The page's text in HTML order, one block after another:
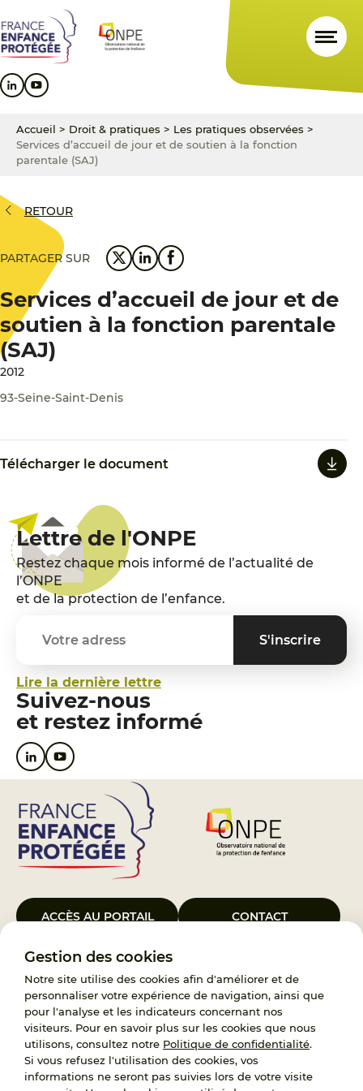
Gestion des cookies
Notre site utilise des cookies afin d'améliorer et de
personnaliser votre expérience de navigation, ainsi que
pour l'analyse et les indicateurs concernant nos
visiteurs. Pour en savoir plus sur les cookies que nous
utilisons, consultez notre Politique de confidentialité.
Si vous refusez l'utilisation des cookies, vos
informations ne seront pas suivies lors de votre visite
au
contenu
principal
au
menu
principal
au
pied
de
Accueil > Droit & pratiques > Les pratiques observées >
Services d’accueil de jour et de soutien à la fonction
parentale (SAJ)
RETOUR
PARTAGER SUR
Services d’accueil de jour et de
soutien à la fonction parentale
(SAJ)
2012
93-Seine-Saint-Denis
Télécharger le document
Lettre de l'ONPE
Restez chaque mois informé de l’actualité de
l’ONPE
et de la protection de l’enfance.
Lire la dernière lettre
Suivez-nous
et restez informé
ACCÈS AU PORTAIL CONTACT
Le Groupement d’Intérêt Public France Enfance Protégée, créé le 5
janvier 2023, a pour objet d’assurer les missions de service public du
119, d’accompagnement des adoptants et de traitement des
demandes d’accès aux origines personnelles. France Enfance
Protégée est également un observatoire et une ressource pour
l’ensemble des professionnels, ainsi qu’un appui à l’élaboration de la
politique publique à travers le soutien à l’activité des conseils
nationaux.